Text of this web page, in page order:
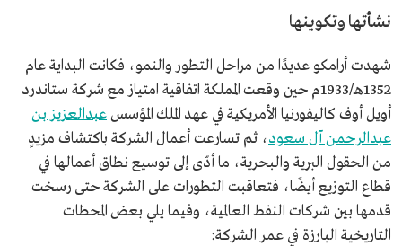
نشأتها وتكوينها
شهدت أرامكو عديدًا من مراحل التطور والنمو، فكانت البداية عام
1352هـ/1933م حين وقعت المملكة اتفاقية امتياز مع شركة ستاندرد
أويل أوف كاليفورنيا الأمريكية في عهد الملك المؤسسعبدالعزيز بن
عبدالرحمن آل سعود، ثم تسارعت أعمال الشركة باكتشاف مزيدٍ
من الحقول البرية والبحرية، ما أدّى إلى توسيع نطاق أعمالها في
قطاع التوزيع أيضًا، فتعاقبت التطورات على الشركة حتى رسخت
قدمها بين شركات النفط العالمية، وفيما يلي بعض المحطات
التاريخية البارزة في عمر الشركة: